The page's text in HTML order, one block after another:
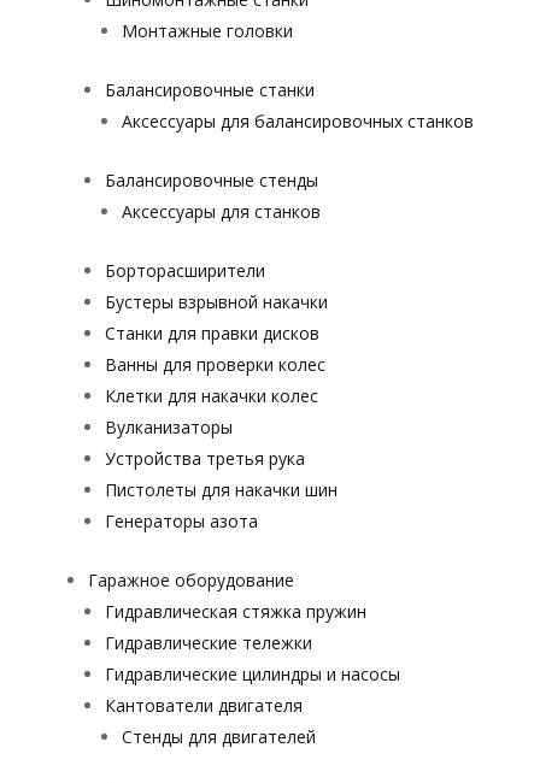
Монтажные головки
Балансировочные станки
Аксессуары для балансировочных станков
Балансировочные стенды
Аксессуары для станков
Борторасширители
Бустеры взрывной накачки
Станки для правки дисков
Ванны для проверки колес
Клетки для накачки колес
Вулканизаторы
Устройства третья рука
Пистолеты для накачки шин
Генераторы азота
Гаражное оборудование
Гидравлическая стяжка пружин
Гидравлические тележки
Гидравлические цилиндры и насосы
Кантователи двигателя
Стенды для двигателей